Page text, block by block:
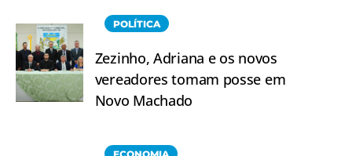
POLÍTICA
Zezinho, Adriana e os novos
vereadores tomam posse em
Novo Machado